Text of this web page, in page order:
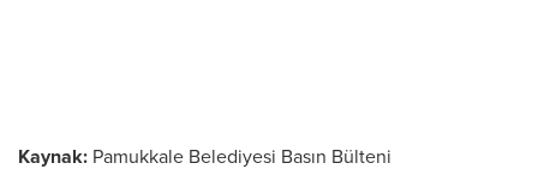
Kaynak: Pamukkale Belediyesi Basın Bülteni